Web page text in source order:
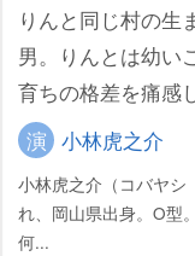
りんと同じ村の生
男。りんとは幼い
育ちの格差を痛感
演 小林虎之介
小林虎之介（コバヤシ
れ、岡山県出身。O型
何...